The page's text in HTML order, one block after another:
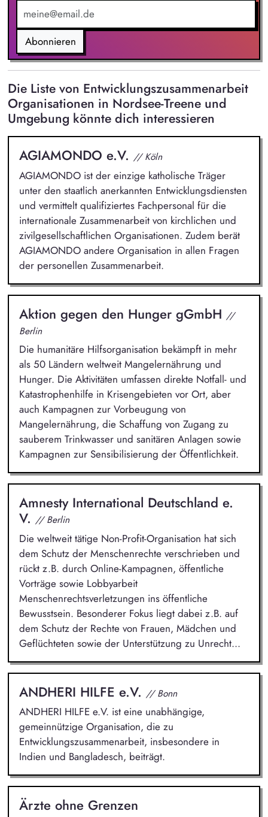
Abonnieren
Die Liste von Entwicklungszusammenarbeit
Organisationen in Nordsee-Treene und
Umgebung könnte dich interessieren
AGIAMONDO e.V. // Köln
AGIAMONDO ist der einzige katholische Träger
unter den staatlich anerkannten Entwicklungsdiensten
und vermittelt qualifiziertes Fachpersonal für die
internationale Zusammenarbeit von kirchlichen und
zivilgesellschaftlichen Organisationen. Zudem berät
AGIAMONDO andere Organisation in allen Fragen
der personellen Zusammenarbeit.
Aktion gegen den Hunger gGmbH //
Berlin
Die humanitäre Hilfsorganisation bekämpft in mehr
als 50 Ländern weltweit Mangelernährung und
Hunger. Die Aktivitäten umfassen direkte Notfall- und
Katastrophenhilfe in Krisengebieten vor Ort, aber
auch Kampagnen zur Vorbeugung von
Mangelernährung, die Schaffung von Zugang zu
sauberem Trinkwasser und sanitären Anlagen sowie
Kampagnen zur Sensibilisierung der Öffentlichkeit.
Amnesty International Deutschland e.
V. // Berlin
Die weltweit tätige Non-Profit-Organisation hat sich
dem Schutz der Menschenrechte verschrieben und
rückt z.B. durch Online-Kampagnen, öffentliche
Vorträge sowie Lobbyarbeit
Menschenrechtsverletzungen ins öffentliche
Bewusstsein. Besonderer Fokus liegt dabei z.B. auf
dem Schutz der Rechte von Frauen, Mädchen und
Geflüchteten sowie der Unterstützung zu Unrecht...
ANDHERI HILFE e.V. // Bonn
ANDHERI HILFE e.V. ist eine unabhängige,
gemeinnützige Organisation, die zu
Entwicklungszusammenarbeit, insbesondere in
Indien und Bangladesch, beiträgt.
Ärzte ohne Grenzen